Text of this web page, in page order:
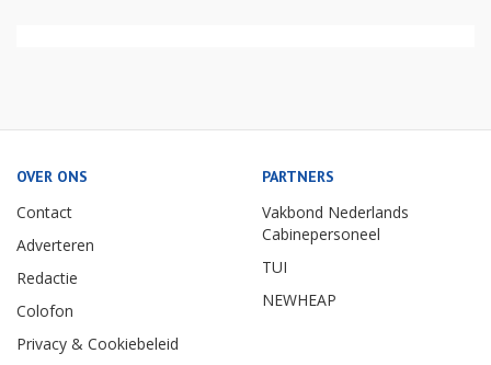
OVER ONS
Contact
Adverteren
Redactie
Colofon
Privacy & Cookiebeleid
PARTNERS
Vakbond Nederlands
Cabinepersoneel
TUI
NEWHEAP